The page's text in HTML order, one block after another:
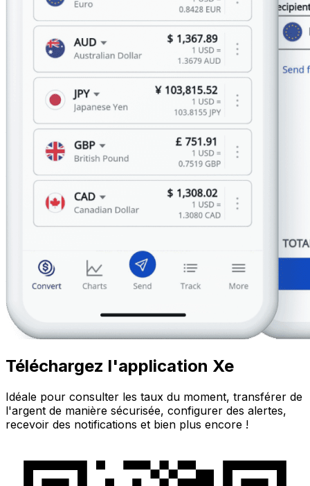
Téléchargez l'application Xe
Idéale pour consulter les taux du moment, transférer de
l'argent de manière sécurisée, configurer des alertes,
recevoir des notifications et bien plus encore !